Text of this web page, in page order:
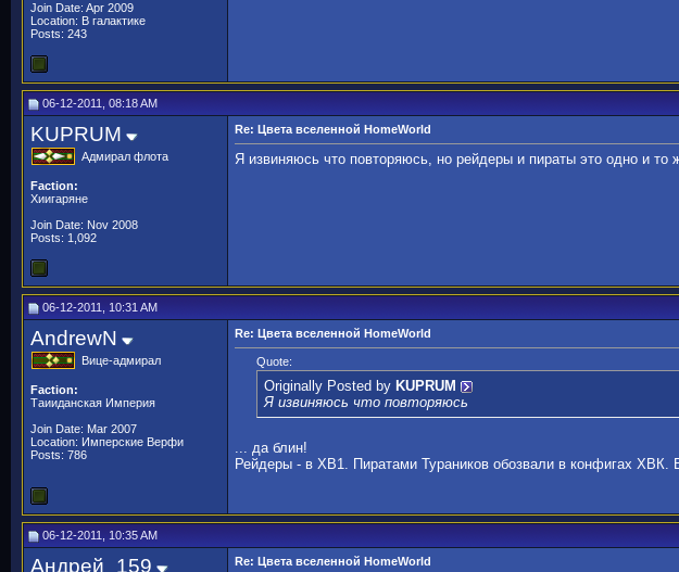
Join Date: Apr 2009
Location: В галактике
Posts: 243
06-12-2011, 08:18 AM
KUPRUM
Адмирал флота
Faction:
Хиигаряне
Join Date: Nov 2008
Posts: 1,092
Re: Цвета вселенной HomeWorld
Я извиняюсь что повторяюсь, но рейдеры и пираты это одно и то
06-12-2011, 10:31 AM
AndrewN
Вице-адмирал
Faction:
Таииданская Империя
Join Date: Mar 2007
Location: Имперские Верфи
Posts: 786
Re: Цвета вселенной HomeWorld
Quote:
Originally Posted by KUPRUM
Я извиняюсь что повторяюсь
... да блин!
Рейдеры - в ХВ1. Пиратами Тураников обозвали в конфигах ХВК.
06-12-2011, 10:35 AM
Андрей_159 Re: Цвета вселенной HomeWorld